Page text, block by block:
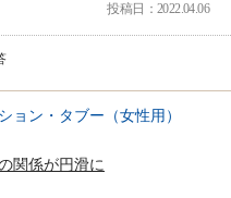
投稿日：2022.04.06
ョン・タブー（女性用）
関係が円滑に